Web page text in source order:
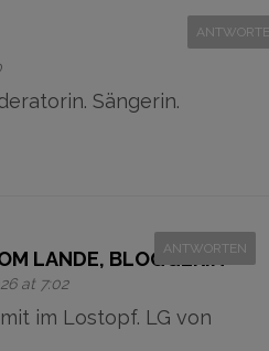
Sängerin.
LANDE, BLOGGERIN
at 7:02
ANTWORTEN
im Lostopf. LG von